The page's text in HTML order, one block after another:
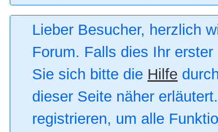
Lieber Besucher, herzlich
Forum. Falls dies Ihr
Sie sich bitte die Hilfe
dieser Seite näher
registrieren, um alle